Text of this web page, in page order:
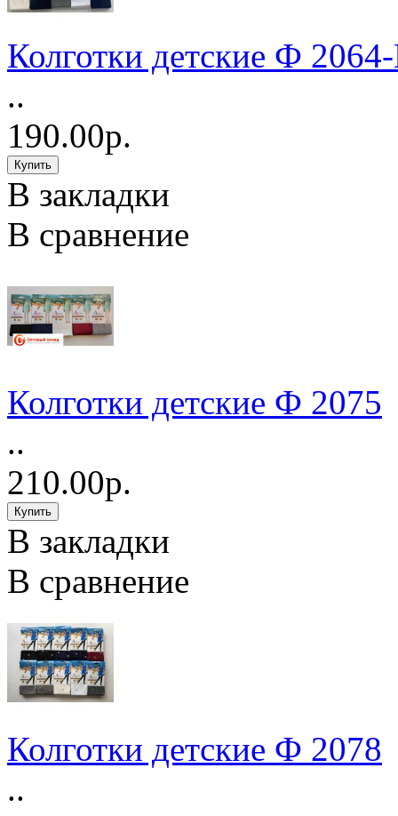
Колготки детские Ф
..
190.00р.
В закладки
В сравнение
Колготки детские Ф 2075
..
210.00р.
В закладки
В сравнение
Колготки детские Ф 2078
..